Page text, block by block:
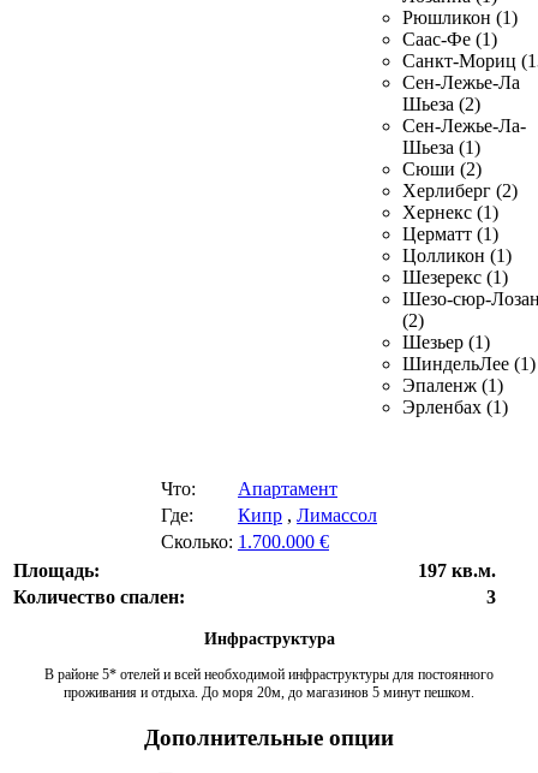
Рюшликон (1)
Саас-Фе (1)
Санкт-Мориц
Сен-Лежье-Ла
Шьеза (2)
Сен-Лежье-Ла-
Шьеза (1)
Сюши (2)
Херлиберг (2)
Хернекс (1)
Церматт (1)
Цолликон (1)
Шезерекс (1)
Шезо-сюр-
(2)
Шезьер (1)
ШиндельЛее (1)
Эпаленж (1)
Эрленбах (1)
Что:
Апартамент
Где:
Кипр , Лимассол
Сколько: 1.700.000 €
Площадь:
197 кв.м.
Количество спален:
3
Инфраструктура
В районе 5* отелей и всей необходимой инфраструктуры для постоянного
проживания и отдыха. До моря 20м, до магазинов 5 минут пешком.
Дополнительные опции